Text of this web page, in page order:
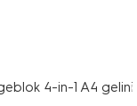
4-in-1 A4